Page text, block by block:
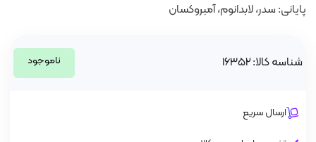
پایانی: سدر، لابدانوم، آمبروکسان
شناسه کالا: 16352 ناموجود
ارسال سریع